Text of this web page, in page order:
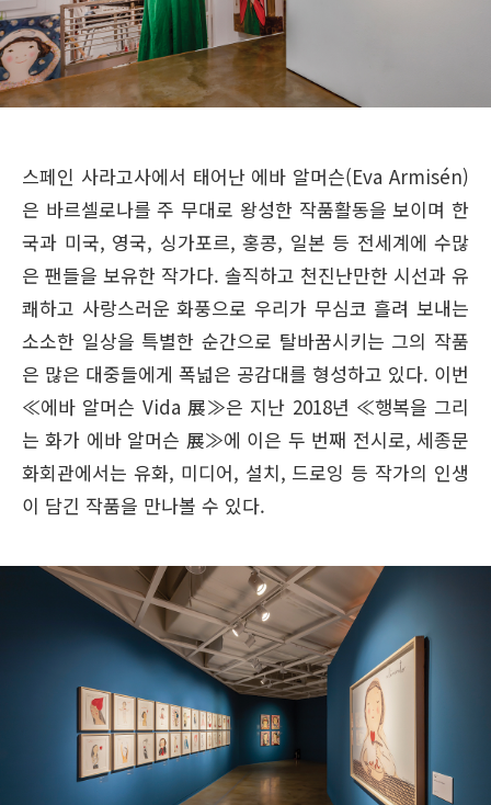
스페인 사라고사에서 태어난 에바 알머슨(Eva Armisén)
은 바르셀로나를 주 무대로 왕성한 작품활동을 보이며 한
국과 미국, 영국, 싱가포르, 홍콩, 일본 등 전세계에 수많
은 팬들을 보유한 작가다. 솔직하고 천진난만한 시선과 유
쾌하고 사랑스러운 화풍으로 우리가 무심코 흘려 보내는
소소한 일상을 특별한 순간으로 탈바꿈시키는 그의 작품
은 많은 대중들에게 폭넓은 공감대를 형성하고 있다. 이번
≪에바 알머슨 Vida 展≫은 지난 2018년 ≪행복을 그리
는 화가 에바 알머슨 展≫에 이은 두 번째 전시로, 세종문
화회관에서는 유화, 미디어, 설치, 드로잉 등 작가의 인생
이 담긴 작품을 만나볼 수 있다.